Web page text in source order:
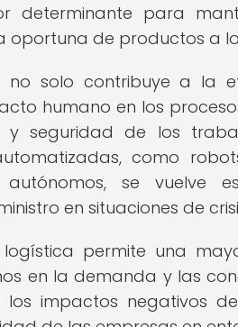
determinante para
de productos a
solo contribuye a la
humano en los
seguridad de los
como
se vuelve
en situaciones de
permite una
en la demanda y las
impactos negativos